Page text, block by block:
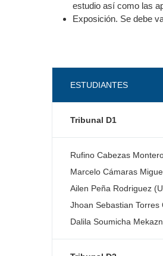
estudio así como las
Exposición. Se debe
ESTUDIANTES
Tribunal D1
Rufino Cabezas
Marcelo Cámaras
Ailen Peña Rodriguez
Jhoan Sebastian Torres
Dalila Soumicha